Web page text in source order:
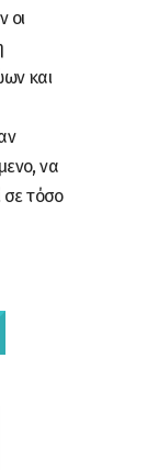
οι
και
να
σε τόσο